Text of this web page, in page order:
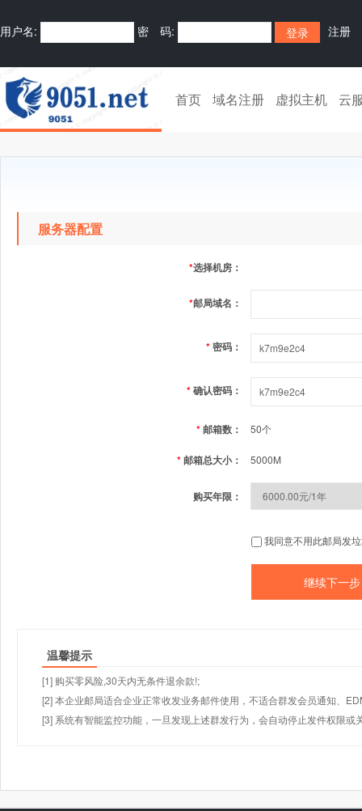
用户名: 密 码: 注册
首页 域名注册 虚拟主机 云
服务器配置
*选择机房：
*邮局域名：
*密码：
*确认密码：
*邮箱数： 50个
*邮箱总大小： 5000M
购买年限：
我同意不用此邮局发
温馨提示
[1] 购买零风险,30天内无条件退余款!;
[2] 本企业邮局适合企业正常收发业务邮件使用，不适合群发会员通知、
[3] 系统有智能监控功能，一旦发现上述群发行为，会自动停止发件权限或